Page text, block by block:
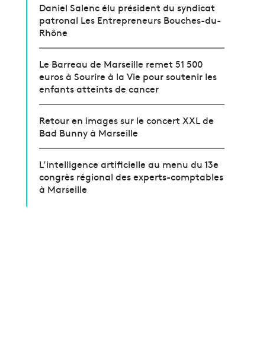
Daniel Salenc élu président du syndicat
patronal Les Entrepreneurs Bouches-du-
Rhône
Le Barreau de Marseille remet 51 500
euros à Sourire à la Vie pour soutenir les
enfants atteints de cancer
Retour en images sur le concert XXL de
Bad Bunny à Marseille
L’intelligence artificielle au menu du 13e
congrès régional des experts-comptables
à Marseille